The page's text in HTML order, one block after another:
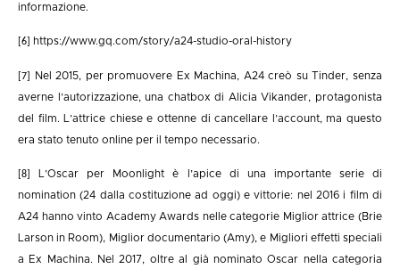
informazione.
[6] https://www.gq.com/story/a24-studio-oral-history
[7]
Nel 2015, per promuovere Ex Machina, A24 creò su Tinder, senza
averne l’autorizzazione, una chatbox di Alicia Vikander, protagonista
del film. L’attrice chiese e ottenne di cancellare l’account, ma questo
era stato tenuto online per il tempo necessario.
[8]
L’Oscar per Moonlight è l’apice di una importante serie di
nomination (24 dalla costituzione ad oggi) e vittorie: nel 2016 i film di
A24 hanno vinto Academy Awards nelle categorie Miglior attrice (Brie
Larson in Room), Miglior documentario (Amy), e Migliori effetti speciali
a Ex Machina. Nel 2017, oltre al già nominato Oscar nella categoria